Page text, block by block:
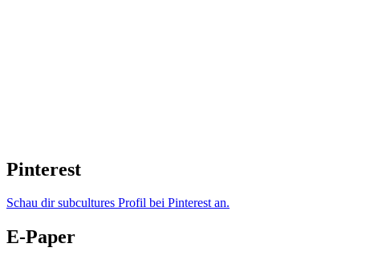
Pinterest
Schau dir subcultures Profil bei Pinterest an.
E-Paper